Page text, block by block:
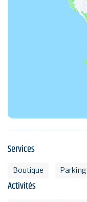
Services
Boutique Parking
Activités